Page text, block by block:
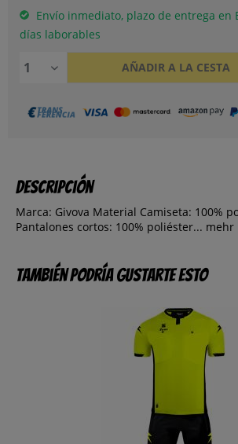
Envío inmediato, plazo de entrega en
días laborables
AÑADIR A LA CESTA
Descripción
Marca: Givova Material Camiseta: 100%
Pantalones cortos: 100% poliéster... mehr
También podría gustarte esto